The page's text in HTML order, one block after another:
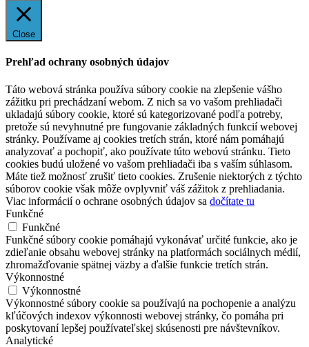
Close
Prehľad ochrany osobných údajov
Táto webová stránka používa súbory cookie na zlepšenie vášho
zážitku pri prechádzaní webom. Z nich sa vo vašom prehliadači
ukladajú súbory cookie, ktoré sú kategorizované podľa potreby,
pretože sú nevyhnutné pre fungovanie základných funkcií webovej
stránky. Používame aj cookies tretích strán, ktoré nám pomáhajú
analyzovať a pochopiť, ako používate túto webovú stránku. Tieto
cookies budú uložené vo vašom prehliadači iba s vaším súhlasom.
Máte tiež možnosť zrušiť tieto cookies. Zrušenie niektorých z týchto
súborov cookie však môže ovplyvniť váš zážitok z prehliadania.
Viac informácií o ochrane osobných údajov sa dočítate tu
Funkčné
Funkčné
Funkčné súbory cookie pomáhajú vykonávať určité funkcie, ako je
zdieľanie obsahu webovej stránky na platformách sociálnych médií,
zhromažďovanie spätnej väzby a ďalšie funkcie tretích strán.
Výkonnostné
Výkonnostné
Výkonnostné súbory cookie sa používajú na pochopenie a analýzu
kľúčových indexov výkonnosti webovej stránky, čo pomáha pri
poskytovaní lepšej používateľskej skúsenosti pre návštevníkov.
Analytické